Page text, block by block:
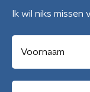
Ik wil niks missen